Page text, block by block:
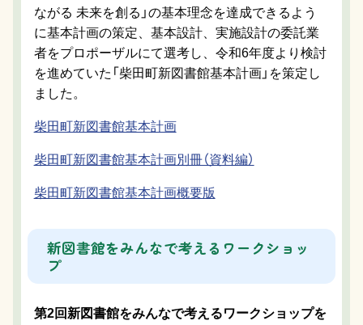
ながる 未来を創る」の基本理念を達成できるよう
に基本計画の策定、基本設計、実施設計の委託業
者をプロポーザルにて選考し、令和6年度より検討
を進めていた「柴田町新図書館基本計画」を策定し
ました。
柴田町新図書館基本計画
柴田町新図書館基本計画別冊（資料編）
柴田町新図書館基本計画概要版
新図書館をみんなで考えるワークショッ
プ
第2回新図書館をみんなで考えるワークショップを